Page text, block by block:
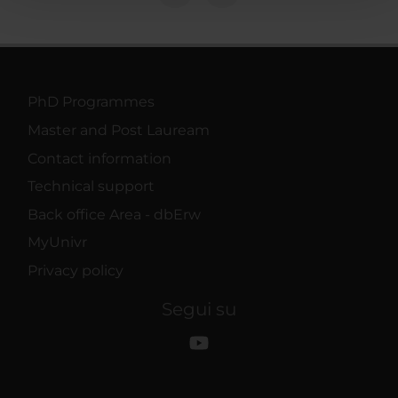
PhD Programmes
Master and Post Lauream
Contact information
Technical support
Back office Area - dbErw
MyUnivr
Privacy policy
Segui su